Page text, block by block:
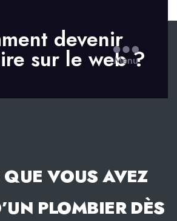
devenir
sur le web ?
Menu
VOUS AVEZ
PLOMBIER DÈS